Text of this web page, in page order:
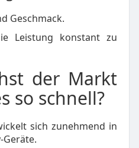
Geschmack.
Leistung konstant zu
der Markt
so schnell?
sich zunehmend in
Geräte.